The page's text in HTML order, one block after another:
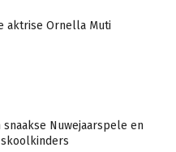
aktrise Ornella Muti
Nuwejaarspele en